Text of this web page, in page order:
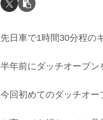
先日車で1時間30分程の
半年前にダッチオーブ
今回初めてのダッチオー